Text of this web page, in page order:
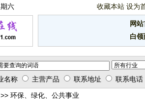
六 收藏本站 设为
网
白
名称 主营产品 联系地址 联系电话
>> 环保、绿化、公共事业